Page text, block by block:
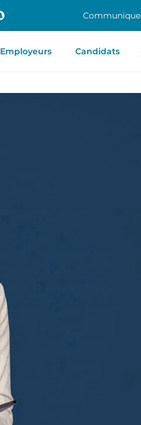
Employeurs Candidats